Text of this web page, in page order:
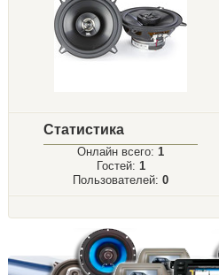
Статистика
Онлайн всего: 1
Гостей: 1
Пользователей: 0